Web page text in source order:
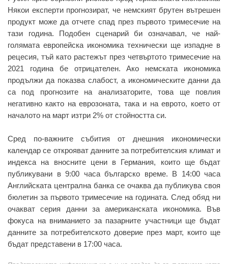
Някои експерти прогнозират, че немският брутен вътрешен
продукт може да отчете спад през първото тримесечие на
тази година. Подобен сценарий би означавал, че най-
голямата европейска икономика технически ще изпадне в
рецесия, тъй като растежът през четвъртото тримесечие на
2021 година бе отрицателен. Ако немската икономика
продължи да показва слабост, а икономическите данни да
са под прогнозите на анализаторите, това ще повлия
негативно както на еврозоната, така и на еврото, което от
началото на март изтри 2% от стойността си.
Сред по-важните събития от днешния икономически
календар се открояват данните за потребителския климат и
индекса на вносните цени в Германия, които ще бъдат
публикувани в 9:00 часа българско време. В 14:00 часа
Английската централна банка се очаква да публикува своя
бюлетин за първото тримесечие на годината. След обяд ни
очакват серия данни за американската икономика. Във
фокуса на вниманието за пазарните участници ще бъдат
данните за потребителското доверие през март, които ще
бъдат представени в 17:00 часа.